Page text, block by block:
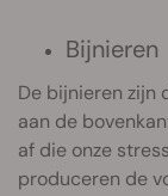
Bijnieren
De bijnieren zijn
aan de
af die onze
produceren de